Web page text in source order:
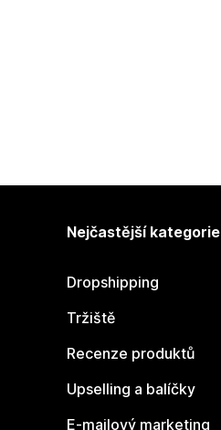
Nejčastější kategorie
Dropshipping
Tržiště
Recenze produktů
Upselling a balíčky
E-mailový marketing